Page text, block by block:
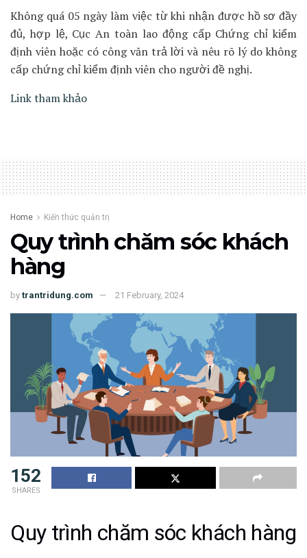
Không quá 05 ngày làm việc từ khi nhận được hồ sơ đầy
đủ, hợp lệ, Cục An toàn lao động cấp Chứng chỉ kiểm
định viên hoặc có công văn trả lời và nêu rõ lý do không
cấp chứng chỉ kiểm định viên cho người đề nghị.
Link tham khảo
Home Kiến thức quản trị
Quy trình chăm sóc khách
hàng
by trantridung.com 21 February, 2024
152
SHARES
Quy trình chăm sóc khách hàng